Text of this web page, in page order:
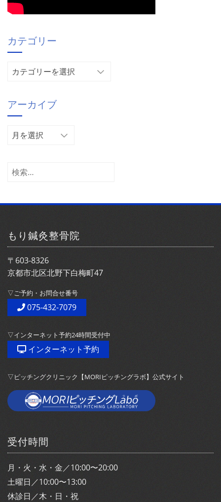
カテゴリー
リ
ー
アーカイブ
ア
イ
検
もり鍼灸整骨院
〒603-8326
京都市北区北野下白梅町47
▽ご予約・お問合せ番号
075-432-7079
▽インターネット予約24時間受付中
インターネット予約
▽ピッチングクリニック【MORIピッチングラボ】公式サイト
受付時間
月・火・水・金／10:00〜20:00
土曜日／10:00〜13:00
休診日／木・日・祝